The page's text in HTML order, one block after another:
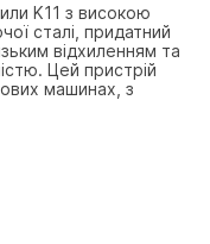
K11 з високою
сталі, придатний
відхиленням та
Цей пристрій
машинах, з